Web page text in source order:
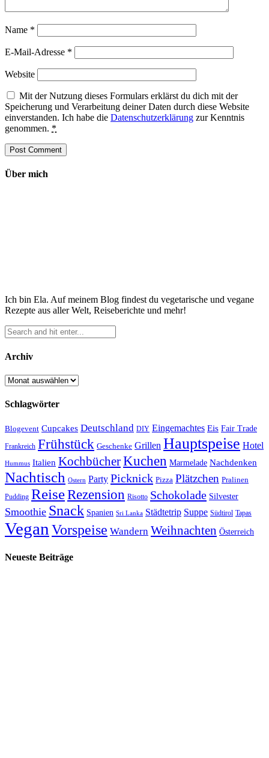
Name *
E-Mail-Adresse *
Website
Mit der Nutzung dieses Formulars erklärst du dich mit der
Speicherung und Verarbeitung deiner Daten durch diese Website
einverstanden. Ich habe die Datenschutzerklärung zur Kenntnis
genommen. *
Über mich
Ich bin Ela. Auf meinem Blog findest du vegetarische und vegane
Rezepte aus aller Welt, Reiseberichte und mehr!
Archiv
Archiv
Schlagwörter
Blogevent Cupcakes Deutschland DIY Eingemachtes Eis Fair Trade
Frankreich Frühstück Geschenke Grillen Hauptspeise Hotel
Hummus Italien KochbücherKuchen Marmelade Nachdenken
Nachtisch Ostern Party Picknick Pizza Plätzchen Pralinen
Pudding ReiseRezension Risotto Schokolade Silvester
Smoothie Snack Spanien Sri Lanka Städtetrip Suppe Südtirol Tapas
Vegan Vorspeise Wandern Weihnachten Österreich
Neueste Beiträge